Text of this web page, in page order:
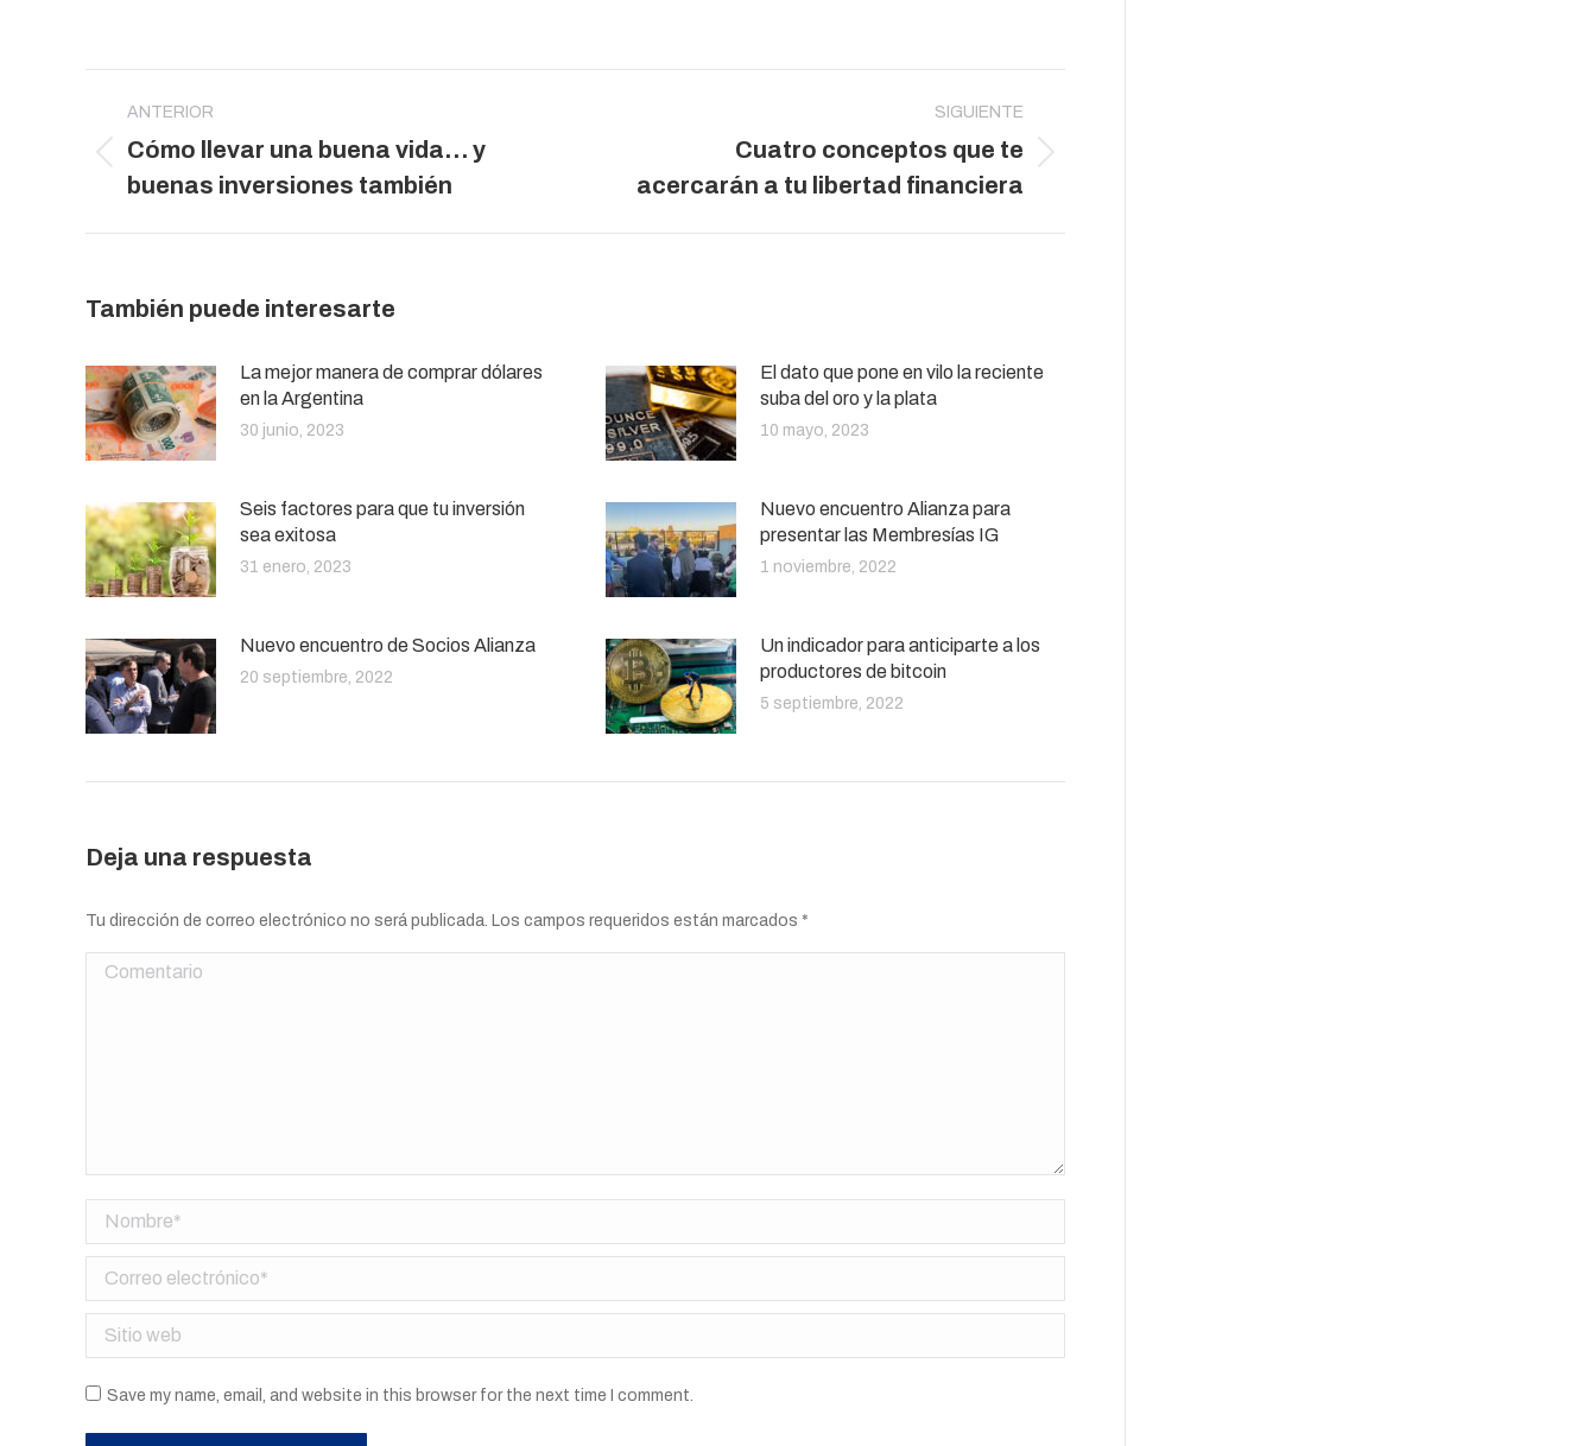
entre
publicaciones
ANTERIOR
Publicación
anterior:
Cómo llevar una buena vida… y
buenas inversiones también
SIGUIENTE
siguiente:
Cuatro conceptos que te
acercarán a tu libertad financiera
También puede interesarte
La mejor manera de comprar dólares
en la Argentina
30 junio, 2023
El dato que pone en vilo la reciente
suba del oro y la plata
10 mayo, 2023
Seis factores para que tu inversión
sea exitosa
31 enero, 2023
Nuevo encuentro Alianza para
presentar las Membresías IG
1 noviembre, 2022
Nuevo encuentro de Socios Alianza
20 septiembre, 2022
Un indicador para anticiparte a los
productores de bitcoin
5 septiembre, 2022
Deja una respuesta
Tu dirección de correo electrónico no será publicada. Los campos requeridos están marcados *
Comentario
Nombre *
Correo electrónico *
Sitio web
Save my name, email, and website in this browser for the next time I comment.